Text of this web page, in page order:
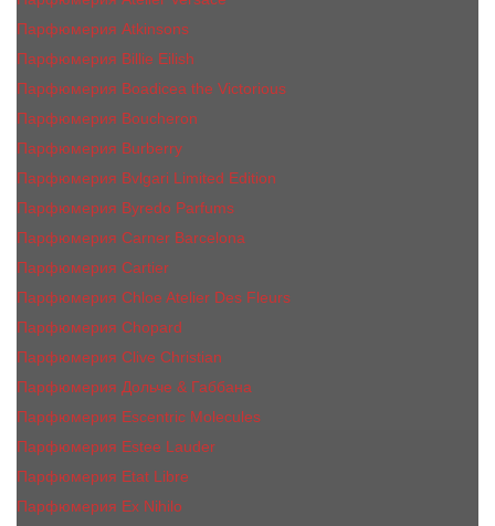
Парфюмерия Atkinsons
Парфюмерия Billie Eilish
Парфюмерия Boadicea the Victorious
Парфюмерия Boucheron
Парфюмерия Burberry
Парфюмерия Bvlgari Limited Edition
Парфюмерия Byredo Parfums
Парфюмерия Carner Barcelona
Парфюмерия Cartier
Парфюмерия Chloe Atelier Des Fleurs
Парфюмерия Сhopard
Парфюмерия Clive Christian
Парфюмерия Дольче & Габбана
Парфюмерия Escentric Molecules
Парфюмерия Estee Lаudеr
Парфюмерия Etat Libre
Парфюмерия Ex Nihilo